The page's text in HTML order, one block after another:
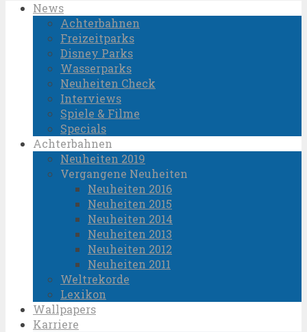
News
Achterbahnen
Freizeitparks
Disney Parks
Wasserparks
Neuheiten Check
Interviews
Spiele & Filme
Specials
Achterbahnen
Neuheiten 2019
Vergangene Neuheiten
Neuheiten 2016
Neuheiten 2015
Neuheiten 2014
Neuheiten 2013
Neuheiten 2012
Neuheiten 2011
Weltrekorde
Lexikon
Wallpapers
Karriere